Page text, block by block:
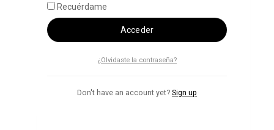
Recuérdame
Acceder
¿Olvidaste la contraseña?
Don't have an account yet? Sign up